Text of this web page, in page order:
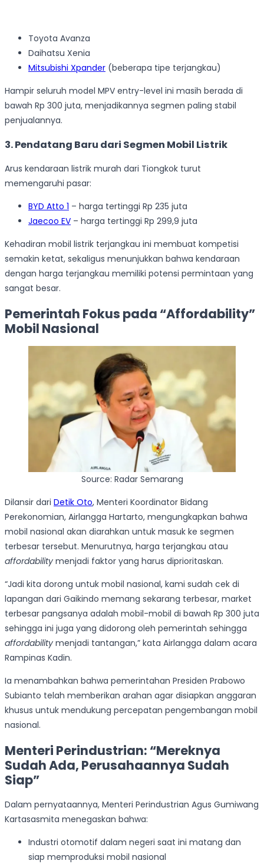
Toyota Avanza
Daihatsu Xenia
Mitsubishi Xpander (beberapa tipe terjangkau)
Hampir seluruh model MPV entry-level ini masih berada di
bawah Rp 300 juta, menjadikannya segmen paling stabil
penjualannya.
3. Pendatang Baru dari Segmen Mobil Listrik
Arus kendaraan listrik murah dari Tiongkok turut
memengaruhi pasar:
BYD Atto 1 – harga tertinggi Rp 235 juta
Jaecoo EV – harga tertinggi Rp 299,9 juta
Kehadiran mobil listrik terjangkau ini membuat kompetisi
semakin ketat, sekaligus menunjukkan bahwa kendaraan
dengan harga terjangkau memiliki potensi permintaan yang
sangat besar.
Pemerintah Fokus pada “Affordability”
Mobil Nasional
Source: Radar Semarang
Dilansir dari Detik Oto, Menteri Koordinator Bidang
Perekonomian, Airlangga Hartarto, mengungkapkan bahwa
mobil nasional akan diarahkan untuk masuk ke segmen
terbesar tersebut. Menurutnya, harga terjangkau atau
affordability menjadi faktor yang harus diprioritaskan.
“Jadi kita dorong untuk mobil nasional, kami sudah cek di
lapangan dari Gaikindo memang sekarang terbesar, market
terbesar pangsanya adalah mobil-mobil di bawah Rp 300 juta
sehingga ini juga yang didorong oleh pemerintah sehingga
affordability menjadi tantangan,” kata Airlangga dalam acara
Rampinas Kadin.
Ia menambahkan bahwa pemerintahan Presiden Prabowo
Subianto telah memberikan arahan agar disiapkan anggaran
khusus untuk mendukung percepatan pengembangan mobil
nasional.
Menteri Perindustrian: “Mereknya
Sudah Ada, Perusahaannya Sudah
Siap”
Dalam pernyataannya, Menteri Perindustrian Agus Gumiwang
Kartasasmita menegaskan bahwa:
Industri otomotif dalam negeri saat ini matang dan
siap memproduksi mobil nasional